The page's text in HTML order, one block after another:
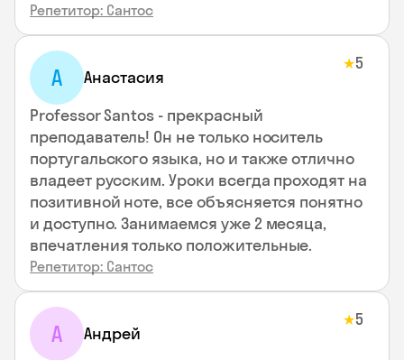
Репетитор: Сантос
А Анастасия
★5
Professor Santos - прекрасный
преподаватель! Он не только носитель
португальского языка, но и также отлично
владеет русским. Уроки всегда проходят на
позитивной ноте, все объясняется понятно
и доступно. Занимаемся уже 2 месяца,
впечатления только положительные.
Репетитор: Сантос
А Андрей
★5